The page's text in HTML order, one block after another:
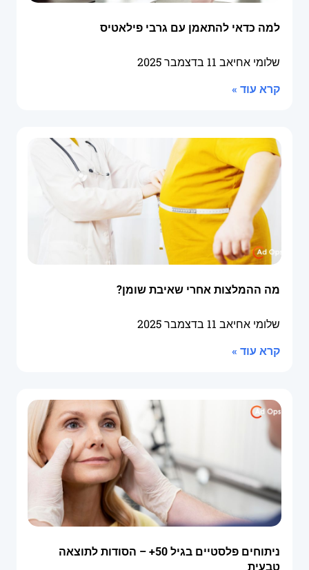
למה כדאי להתאמן עם גרבי פילאטיס
שלומי אחיאב 11 בדצמבר 2025
קרא עוד »
מה ההמלצות אחרי שאיבת שומן?
שלומי אחיאב 11 בדצמבר 2025
קרא עוד »
ניתוחים פלסטיים בגיל 50+ – הסודות לתוצאה
טבעית